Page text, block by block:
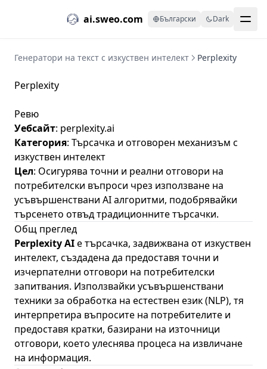
ai.sweo.com Български Dark
Генератори на текст с изкуствен интелект Perplexity
Perplexity
Ревю
Уебсайт: perplexity.ai
Категория: Търсачка и отговорен механизъм с
изкуствен интелект
Цел: Осигурява точни и реални отговори на
потребителски въпроси чрез използване на
усъвършенствани AI алгоритми, подобрявайки
търсенето отвъд традиционните търсачки.
Общ преглед
Perplexity AIе търсачка, задвижвана от изкуствен
интелект, създадена да предоставя точни и
изчерпателни отговори на потребителски
запитвания. Използвайки усъвършенствани
техники за обработка на естествен език (NLP), тя
интерпретира въпросите на потребителите и
предоставя кратки, базирани на източници
отговори, което улеснява процеса на извличане
на информация.